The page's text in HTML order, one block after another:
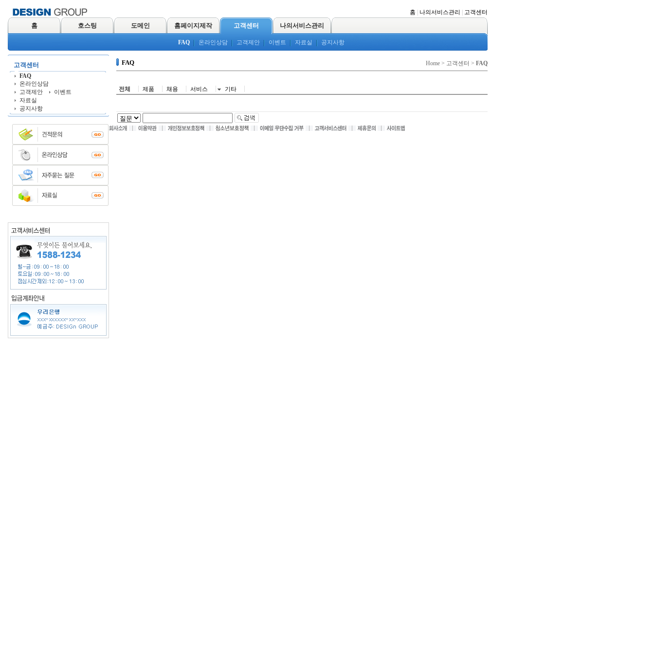
홈 나의서비스관리 고객센터
홈 호스팅 도메인 홈페이지제작 고객센터 나의서비스관리
FAQ 온라인상담 고객제안 이벤트 자료실 공지사항
고객센터
FAQ
온라인상담
고객제안
이벤트
자료실
공지사항
FAQ Home > 고객센터 > FAQ
전체 제품 채용 서비스 기타